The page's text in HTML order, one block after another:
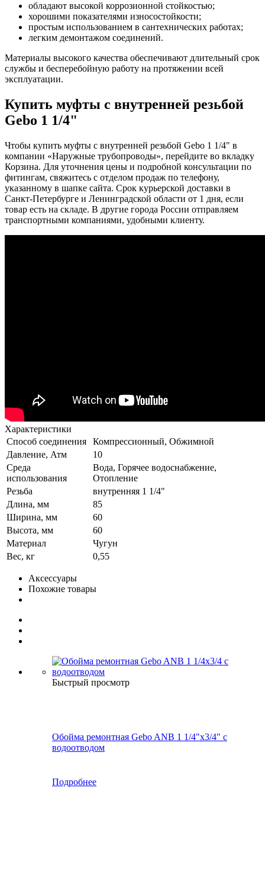
обладают высокой коррозионной стойкостью;
хорошими показателями износостойкости;
простым использованием в сантехнических работах;
легким демонтажом соединений.
Материалы высокого качества обеспечивают длительный срок
службы и бесперебойную работу на протяжении всей
эксплуатации.
Купить муфты с внутренней резьбой
Gebo 1 1/4"
Чтобы купить муфты с внутренней резьбой Gebo 1 1/4" в
компании «Наружные трубопроводы», перейдите во вкладку
Корзина. Для уточнения цены и подробной консультации по
фитингам, свяжитесь с отделом продаж по телефону,
указанному в шапке сайта. Срок курьерской доставки в
Санкт-Петербурге и Ленинградской области от 1 дня, если
товар есть на складе. В другие города России отправляем
транспортными компаниями, удобными клиенту.
Характеристики
Способ соединения
Компрессионный, Обжимной
Давление, Атм
10
Среда
использования
Вода, Горячее водоснабжение,
Отопление
Резьба
внутренняя 1 1/4"
Длина, мм
85
Ширина, мм
60
Высота, мм
60
Материал
Чугун
Вес, кг
0,55
Аксессуары
Похожие товары
Быстрый просмотр
Обойма ремонтная Gebo ANB 1 1/4"x3/4" с
водоотводом
Подробнее